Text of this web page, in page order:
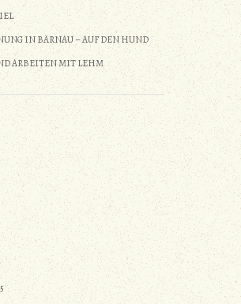
IN BÄRNAU – AUF DEN HUND
ARBEITEN MIT LEHM